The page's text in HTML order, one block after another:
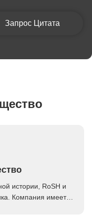
Запрос Цитата
истории, RoSH и
Компания имеет